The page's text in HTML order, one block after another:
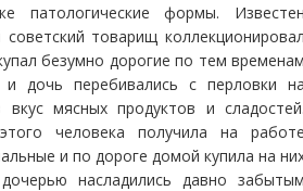
патологические формы.
советский товарищ
безумно дорогие по тем
дочь перебивались с перловки
мясных продуктов и
человека получила на
и по дороге домой купила на
насладились давно